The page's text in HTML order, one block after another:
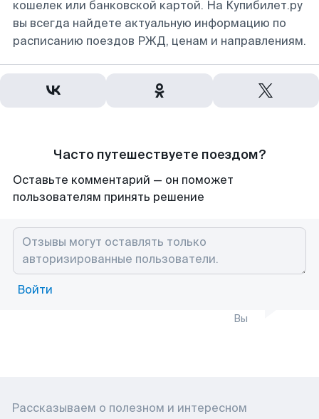
кошелек или банковской картой. На Купибилет.ру
вы всегда найдете актуальную информацию по
расписанию поездов РЖД, ценам и направлениям.
Часто путешествуете поездом?
Оставьте комментарий — он поможет
пользователям принять решение
Войти
Вы
Рассказываем о полезном и интересном